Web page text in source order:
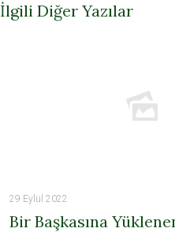
İlgili Diğer Yazılar
29 Eylül 2022
Bir Başkasına